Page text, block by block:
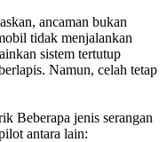
ancaman bukan
tidak menjalankan
sistem tertutup
Namun, celah tetap
Beberapa jenis serangan
antara lain: